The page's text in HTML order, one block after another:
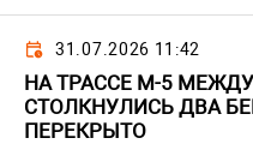
31.07.2026 11:42
НА ТРАССЕ М-5
СТОЛКНУЛИСЬ ДВА
ПЕРЕКРЫТО